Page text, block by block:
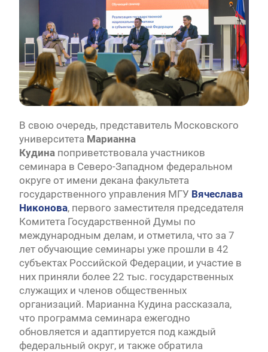
В свою очередь, представитель Московского
университета Марианна
Кудинапоприветствовала участников
семинара в Северо-Западном федеральном
округе от имени декана факультета
государственного управления МГУ Вячеслава
Никонова, первого заместителя председателя
Комитета Государственной Думы по
международным делам, и отметила, что за 7
лет обучающие семинары уже прошли в 42
субъектах Российской Федерации, и участие в
них приняли более 22 тыс. государственных
служащих и членов общественных
организаций. Марианна Кудина рассказала,
что программа семинара ежегодно
обновляется и адаптируется под каждый
федеральный округ, и также обратила